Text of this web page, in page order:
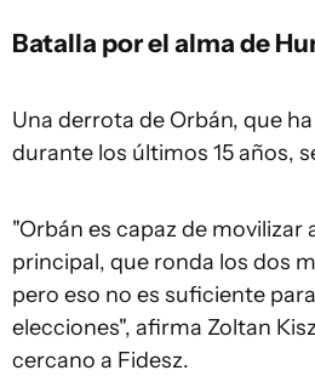
Batalla por el alma de
Una derrota de Orbán, que
durante los últimos 15 años,
"Orbán es capaz de movilizar
principal, que ronda los dos
pero eso no es suficiente
elecciones", afirma Zoltan
cercano a Fidesz.